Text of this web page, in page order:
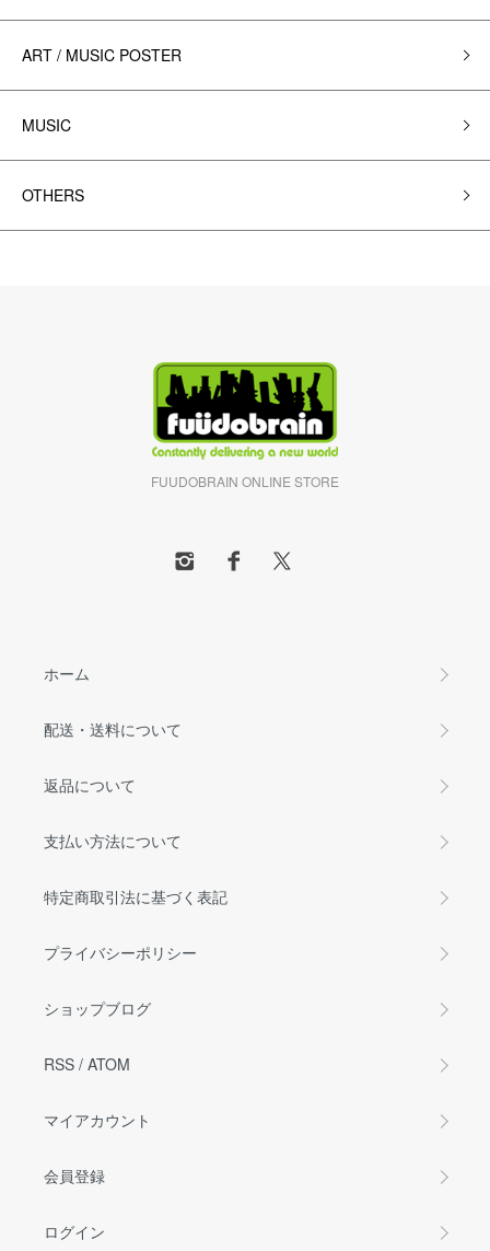
ART / MUSIC POSTER
MUSIC
OTHERS
FUUDOBRAIN ONLINE STORE
ホーム
配送・送料について
返品について
支払い方法について
特定商取引法に基づく表記
プライバシーポリシー
ショップブログ
RSS / ATOM
マイアカウント
会員登録
ログイン